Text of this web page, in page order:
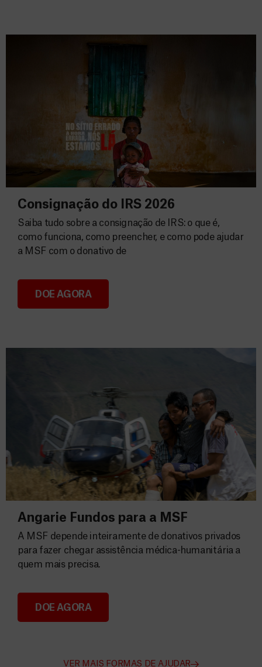
Consignação do IRS 2026
Consignação do IRS 2026
Saiba tudo sobre a consignação de IRS: o que é,
como funciona, como preencher, e como pode ajudar
a MSF com o donativo de
DOE AGORA
Angarie Fundos para a MSF
Angarie Fundos para a MSF
A MSF depende inteiramente de donativos privados
para fazer chegar assistência médica-humanitária a
quem mais precisa.
DOE AGORA
VER MAIS FORMAS DE AJUDAR